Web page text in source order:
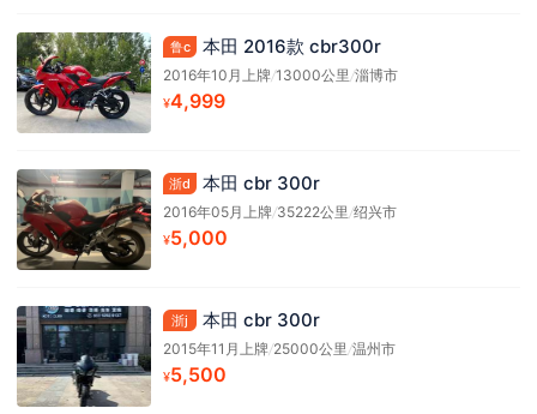
鲁c 本田 2016款 cbr300r
2016年10月上牌/13000公里 /淄博市
¥4,999
浙d 本田 cbr 300r
2016年05月上牌/35222公里 /绍兴市
¥5,000
浙j 本田 cbr 300r
2015年11月上牌/25000公里 /温州市
¥5,500